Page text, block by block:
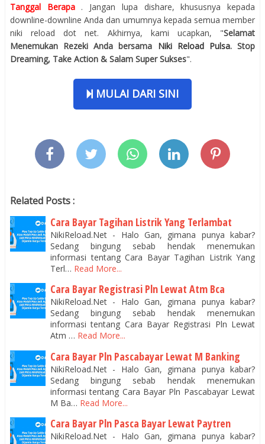
Tanggal Berapa . Jangan lupa dishare, khususnya kepada
downline-downline Anda dan umumnya kepada semua member
niki reload dot net. Akhirnya, kami ucapkan, "Selamat
Menemukan Rezeki Anda bersama Niki Reload Pulsa. Stop
Dreaming, Take Action & Salam Super Sukses".
MULAI DARI SINI
Related Posts :
Cara Bayar Tagihan Listrik Yang Terlambat
NikiReload.Net - Halo Gan, gimana punya kabar?
Sedang bingung sebab hendak menemukan
informasi tentang Cara Bayar Tagihan Listrik Yang
Terl… Read More...
Cara Bayar Registrasi Pln Lewat Atm Bca
NikiReload.Net - Halo Gan, gimana punya kabar?
Sedang bingung sebab hendak menemukan
informasi tentang Cara Bayar Registrasi Pln Lewat
Atm … Read More...
Cara Bayar Pln Pascabayar Lewat M Banking
NikiReload.Net - Halo Gan, gimana punya kabar?
Sedang bingung sebab hendak menemukan
informasi tentang Cara Bayar Pln Pascabayar Lewat
M Ba… Read More...
Cara Bayar Pln Pasca Bayar Lewat Paytren
NikiReload.Net - Halo Gan, gimana punya kabar?